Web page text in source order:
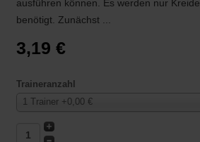
ausführen können. Es werden nur
benötigt. Zunächst ...
3,19 €
Traineranzahl
1 Trainer +0,00 €